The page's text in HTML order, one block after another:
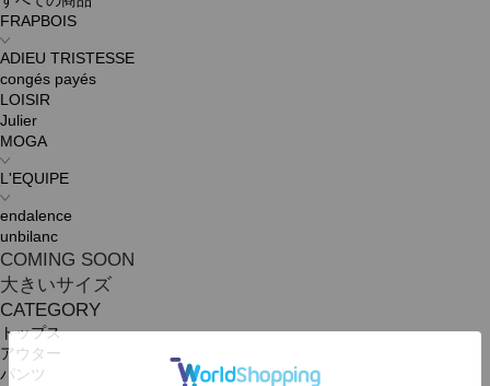
FRAPBOIS
ADIEU TRISTESSE
congés payés
LOISIR
Julier
MOGA
L'EQUIPE
endalence
unbilanc
COMING SOON
大きいサイズ
CATEGORY
トップス
アウター
パンツ